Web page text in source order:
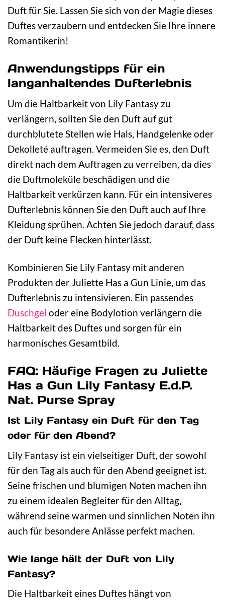
Duft für Sie. Lassen Sie sich von der Magie dieses
Duftes verzaubern und entdecken Sie Ihre innere
Romantikerin!
Anwendungstipps für ein
langanhaltendes Dufterlebnis
Um die Haltbarkeit von Lily Fantasy zu
verlängern, sollten Sie den Duft auf gut
durchblutete Stellen wie Hals, Handgelenke oder
Dekolleté auftragen. Vermeiden Sie es, den Duft
direkt nach dem Auftragen zu verreiben, da dies
die Duftmoleküle beschädigen und die
Haltbarkeit verkürzen kann. Für ein intensiveres
Dufterlebnis können Sie den Duft auch auf Ihre
Kleidung sprühen. Achten Sie jedoch darauf, dass
der Duft keine Flecken hinterlässt.
Kombinieren Sie Lily Fantasy mit anderen
Produkten der Juliette Has a Gun Linie, um das
Dufterlebnis zu intensivieren. Ein passendes
Duschgel oder eine Bodylotion verlängern die
Haltbarkeit des Duftes und sorgen für ein
harmonisches Gesamtbild.
FAQ: Häufige Fragen zu Juliette
Has a Gun Lily Fantasy E.d.P.
Nat. Purse Spray
Ist Lily Fantasy ein Duft für den Tag
oder für den Abend?
Lily Fantasy ist ein vielseitiger Duft, der sowohl
für den Tag als auch für den Abend geeignet ist.
Seine frischen und blumigen Noten machen ihn
zu einem idealen Begleiter für den Alltag,
während seine warmen und sinnlichen Noten ihn
auch für besondere Anlässe perfekt machen.
Wie lange hält der Duft von Lily
Fantasy?
Die Haltbarkeit eines Duftes hängt von